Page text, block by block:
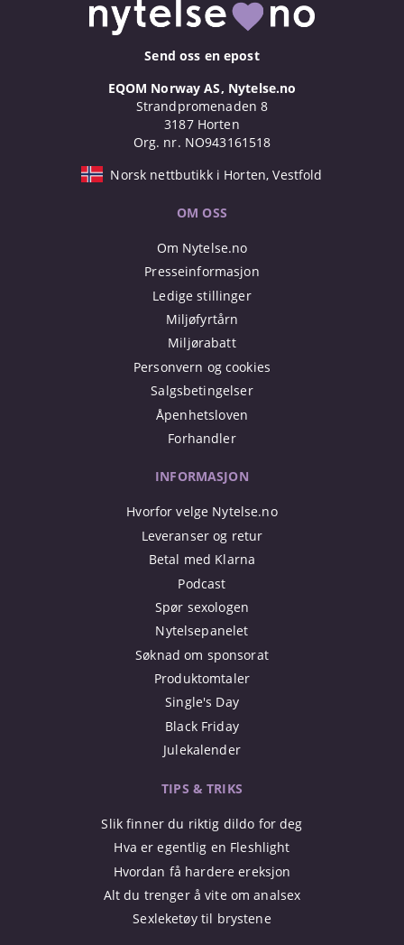
Send oss en epost
EQOM Norway AS, Nytelse.no
Strandpromenaden 8
3187 Horten
Org. nr. NO943161518
Norsk nettbutikk i Horten, Vestfold
OM OSS
Om Nytelse.no
Presseinformasjon
Ledige stillinger
Miljøfyrtårn
Miljørabatt
Personvern og cookies
Salgsbetingelser
Åpenhetsloven
Forhandler
INFORMASJON
Hvorfor velge Nytelse.no
Leveranser og retur
Betal med Klarna
Podcast
Spør sexologen
Nytelsepanelet
Søknad om sponsorat
Produktomtaler
Single's Day
Black Friday
Julekalender
TIPS & TRIKS
Slik finner du riktig dildo for deg
Hva er egentlig en Fleshlight
Hvordan få hardere ereksjon
Alt du trenger å vite om analsex
Sexleketøy til brystene